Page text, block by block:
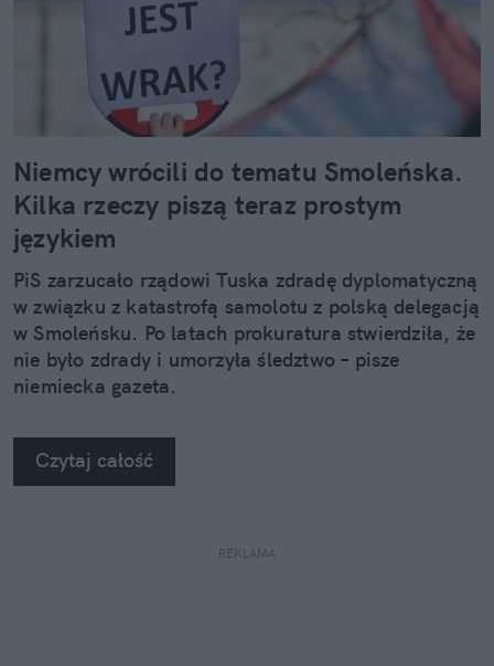
Niemcy wrócili do tematu Smoleńska.
Kilka rzeczy piszą teraz prostym
językiem
PiS zarzucało rządowi Tuska zdradę dyplomatyczną
w związku z katastrofą samolotu z polską delegacją
w Smoleńsku. Po latach prokuratura stwierdziła, że
nie było zdrady i umorzyła śledztwo – pisze
niemiecka gazeta.
Czytaj całość
REKLAMA